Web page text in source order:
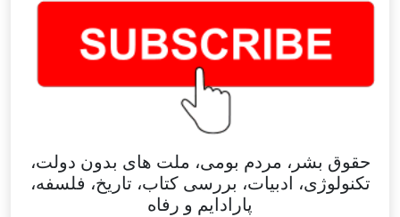
حقوق بشر، مردم بومی، ملت های بدون دولت،
تکنولوژی، ادبیات، بررسی کتاب، تاریخ، فلسفه،
پارادایم و رفاه